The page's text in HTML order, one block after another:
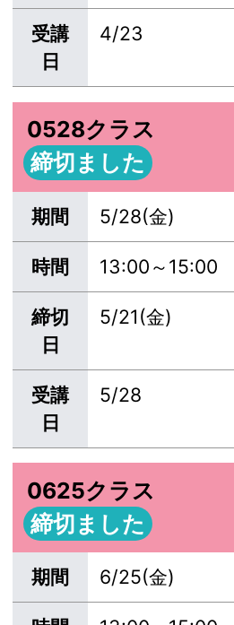
受講
日
4/23
0528クラス
締切ました
期間 5/28(金)
時間 13:00～15:00
締切
日
5/21(金)
受講
日
5/28
0625クラス
締切ました
期間 6/25(金)